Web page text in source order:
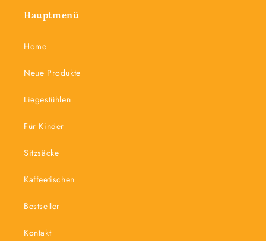
Hauptmenü
Home
Neue Produkte
Liegestühlen
Für Kinder
Sitzsäcke
Kaffeetischen
Bestseller
Kontakt